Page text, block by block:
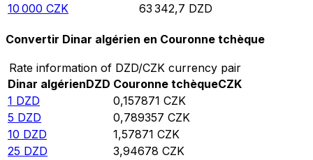
10 000 CZK 63 342,7 DZD
Convertir Dinar algérien en Couronne tchèque
Rate information of DZD/CZK currency pair
Dinar algérienDZD Couronne tchèqueCZK
1 DZD 0,157871 CZK
5 DZD 0,789357 CZK
10 DZD 1,57871 CZK
25 DZD 3,94678 CZK